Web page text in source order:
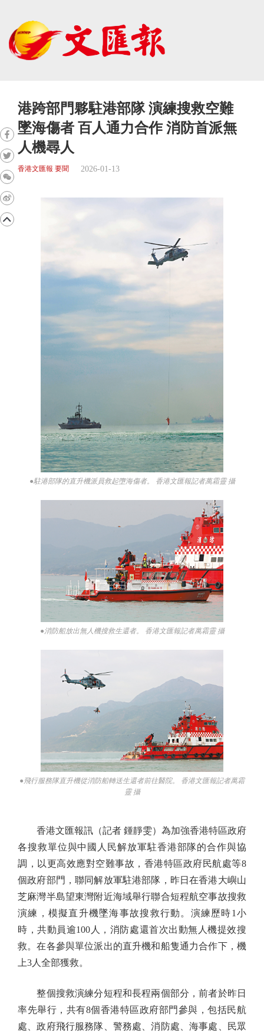
港跨部門夥駐港部隊 演練搜救空難
墜海傷者 百人通力合作 消防首派無
人機尋人
香港文匯報 要聞 2026-01-13
●駐港部隊的直升機派員救起墮海傷者。 香港文匯報記者萬霜靈 攝
●消防船放出無人機搜救生還者。 香港文匯報記者萬霜靈 攝
●飛行服務隊直升機從消防船轉送生還者前往醫院。 香港文匯報記者萬霜
靈 攝
香港文匯報訊（記者 鍾靜雯）為加強香港特區政府
各搜救單位與中國人民解放軍駐香港部隊的合作與協
調，以更高效應對空難事故，香港特區政府民航處等8
個政府部門，聯同解放軍駐港部隊，昨日在香港大嶼山
芝麻灣半島望東灣附近海域舉行聯合短程航空事故搜救
演練，模擬直升機墜海事故搜救行動。演練歷時1小
時，共動員逾100人，消防處還首次出動無人機提效搜
救。在各參與單位派出的直升機和船隻通力合作下，機
上3人全部獲救。
整個搜救演練分短程和長程兩個部分，前者於昨日
率先舉行，共有8個香港特區政府部門參與，包括民航
處、政府飛行服務隊、警務處、消防處、海事處、民眾